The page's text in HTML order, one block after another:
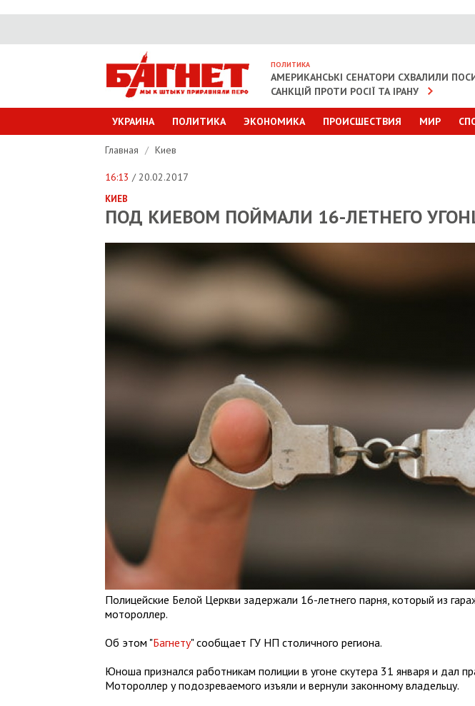
ПОЛИТИКА
АМЕРИКАНСЬКІ СЕНАТОРИ СХВАЛИЛИ
САНКЦІЙ ПРОТИ РОСІЇ ТА ІРАНУ
УКРАИНА ПОЛИТИКА ЭКОНОМИКА ПРОИСШЕСТВИЯ МИР
Главная / Киев
16:13 / 20.02.2017
КИЕВ
ПОД КИЕВОМ ПОЙМАЛИ 16-ЛЕТНЕГО
Полицейские Белой Церкви задержали 16-летнего парня, который из
мотороллер.
Об этом "Багнету" сообщает ГУ НП столичного региона.
Юноша признался работникам полиции в угоне скутера 31 января и дал
Мотороллер у подозреваемого изъяли и вернули законному владельцу.